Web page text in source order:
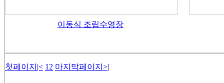
이동식 조립수영장
첫페이지 |< 1 2 마지막페이지 >|